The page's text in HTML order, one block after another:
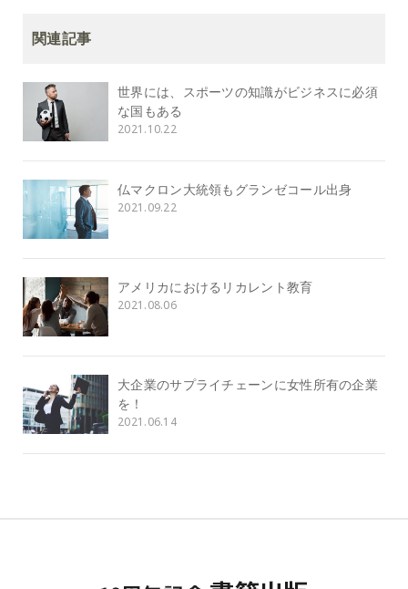
関連記事
世界には、スポーツの知識がビジネスに必須
な国もある
2021.10.22
仏マクロン大統領もグランゼコール出身
2021.09.22
アメリカにおけるリカレント教育
2021.08.06
大企業のサプライチェーンに女性所有の企業
を！
2021.06.14